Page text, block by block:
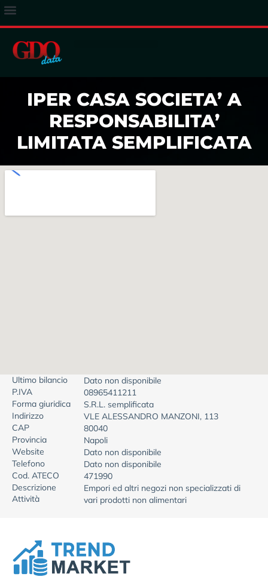
IPER CASA SOCIETA’ A
RESPONSABILITA’
LIMITATA SEMPLIFICATA
Ultimo bilancio
Dato non disponibile
P.IVA
08965411211
Forma giuridica
S.R.L. semplificata
Indirizzo
VLE ALESSANDRO MANZONI, 113
CAP
80040
Provincia
Napoli
Website
Dato non disponibile
Telefono
Dato non disponibile
Cod. ATECO
471990
Descrizione
Attività
Empori ed altri negozi non specializzati di
vari prodotti non alimentari